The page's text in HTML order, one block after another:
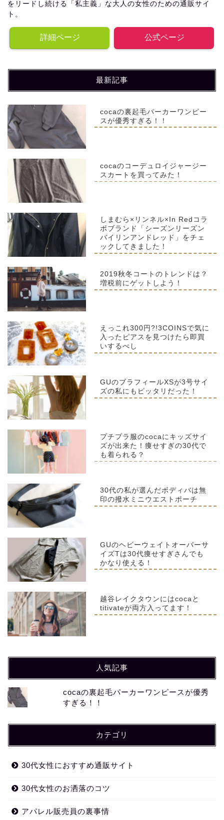
をリードし続ける「私主義」な大人の女性のための通販サイ
ト。
詳細ページ 公式ページ
最新記事
cocaの裏起毛パーカーワンピー
スが優秀すぎる！！
cocaのコーデュロイジャージー
スカートを買ってみた！
しまむら×リンネル×In Redコラ
ボブランド「シーズンリーズン
バイリンアンドレッド」をチェ
ックしてきました！
2019秋冬コートのトレンドは？
増税前にゲットしよう！
えっこれ300円?!3COINSで気に
入ったピアスを見つけたら即買
いするべし
GUのブラフィールXSが3号サイ
ズの私にもピッタリだった！
プチプラ服のcocaにキッズサイ
ズが出来た！痩せすぎの30代で
も着られる？
30代の私が選んだボディバは無
印の撥水ミニウエストポーチ
GUのヘビーウェイトオーバーサ
イズTは30代痩せすぎさんでも
かなり使える！
越谷レイクタウンにはcocaと
titivateが両方入ってます！
人気記事
cocaの裏起毛パーカーワンピースが優秀
すぎる！！
カテゴリ
30代女性におすすめ通販サイト
30代女性のお洒落のコツ
アパレル販売員の裏事情